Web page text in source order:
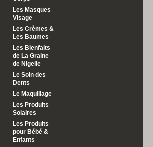
Les Masques
Visage
Les Crèmes &
Les Baumes
Les Bienfaits
de La Graine
de Nigelle
Le Soin des
Dents
Le Maquillage
Les Produits
Solaires
Les Produits
pour Bébé &
Enfants